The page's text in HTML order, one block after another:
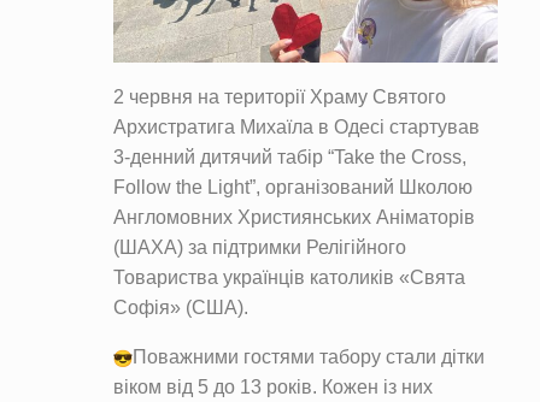
2 червня на території Храму Святого
Архистратига Михаїла в Одесі стартував
3-денний дитячий табір “Take the Cross,
Follow the Light”, організований Школою
Англомовних Християнських Аніматорів
(ШАХА) за підтримки Релігійного
Товариства українців католиків «Свята
Софія» (США).
Поважними гостями табору стали дітки
віком від 5 до 13 років. Кожен із них